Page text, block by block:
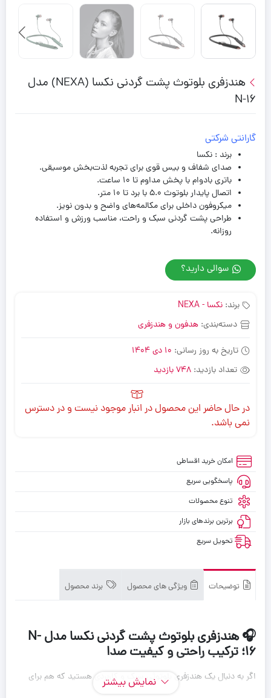
هندزفری بلوتوث پشت گردنی نکسا (NEXA) مدل
N-16
گارانتی شرکتی
برند : نکسا
صدای شفاف و بیس قوی برای تجربه لذت‌بخش موسیقی.
باتری بادوام با پخش مداوم تا 10 ساعت.
اتصال پایدار بلوتوث 5.0 با برد تا 10 متر.
میکروفون داخلی برای مکالمه‌های واضح و بدون نویز.
طراحی پشت گردنی سبک و راحت، مناسب ورزش و استفاده
روزانه.
سوالی دارید؟
برند: نکسا - NEXA
دسته‌بندی: هدفون و هندزفری
تاریخ به روز رسانی: 10 دی 1404
تعداد بازدید: 748 بازدید
در حال حاضر این محصول در انبار موجود نیست و در دسترس
نمی باشد.
امکان خرید اقساطی
پاسخگویی سریع
تنوع محصولات
برترین برندهای بازار
تحویل سریع
توضیحات ویژگی های محصول برند محصول
🎧 هندزفری بلوتوث پشت گردنی نکسا مدل N-
16؛ ترکیب راحتی و کیفیت صدا
اگر به دنبال یک هندزفری بلوتوثی سبک و کاربردی هستید که هم برای
نمایش بیشتر